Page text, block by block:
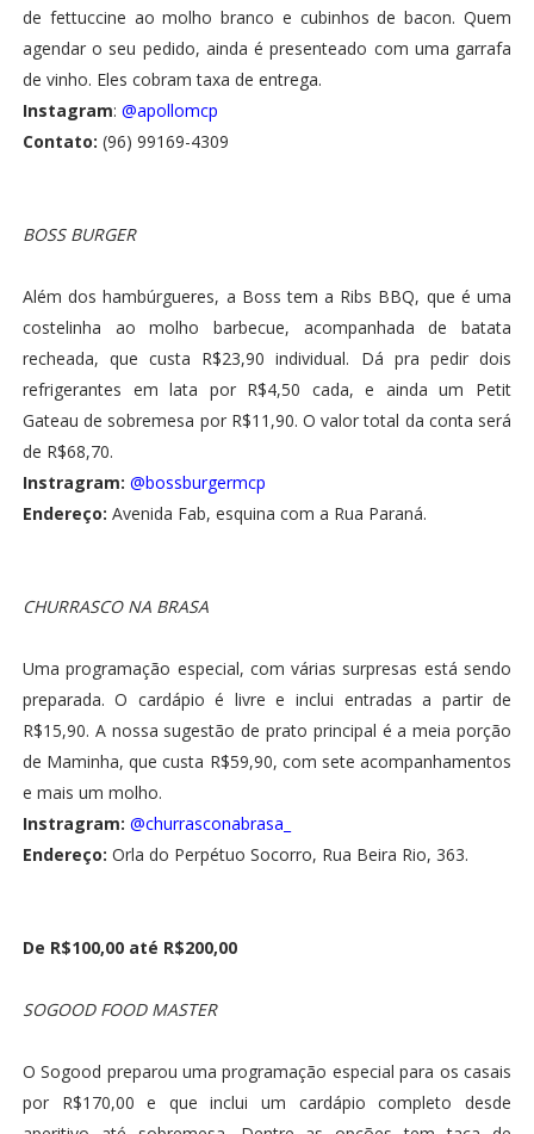
de fettuccine ao molho branco e cubinhos de bacon. Quem
agendar o seu pedido, ainda é presenteado com uma garrafa
de vinho. Eles cobram taxa de entrega.
Instagram: @apollomcp
Contato: (96) 99169-4309
BOSS BURGER
Além dos hambúrgueres, a Boss tem a Ribs BBQ, que é uma
costelinha ao molho barbecue, acompanhada de batata
recheada, que custa R$23,90 individual. Dá pra pedir dois
refrigerantes em lata por R$4,50 cada, e ainda um Petit
Gateau de sobremesa por R$11,90. O valor total da conta será
de R$68,70.
Instragram: @bossburgermcp
Endereço: Avenida Fab, esquina com a Rua Paraná.
CHURRASCO NA BRASA
Uma programação especial, com várias surpresas está sendo
preparada. O cardápio é livre e inclui entradas a partir de
R$15,90. A nossa sugestão de prato principal é a meia porção
de Maminha, que custa R$59,90, com sete acompanhamentos
e mais um molho.
Instragram: @churrasconabrasa_
Endereço: Orla do Perpétuo Socorro, Rua Beira Rio, 363.
De R$100,00 até R$200,00
SOGOOD FOOD MASTER
O Sogood preparou uma programação especial para os casais
por R$170,00 e que inclui um cardápio completo desde